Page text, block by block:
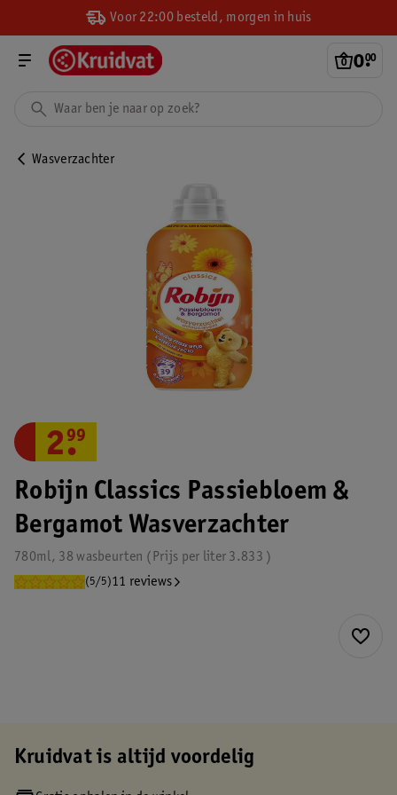
Voor 22:00 besteld, morgen in huis
0.
00
Wasverzachter
Robijn Classics Passiebloem &
Bergamot Wasverzachter
780ml, 38 wasbeurten 3.833
Prijs per liter
(5/5)11 reviews
2.
99
Kruidvat is altijd voordelig